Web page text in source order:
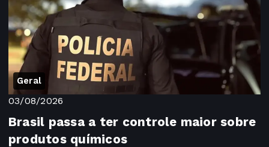
Geral
03/08/2026
Brasil passa a ter controle maior sobre
produtos químicos